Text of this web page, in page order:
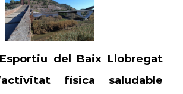
del Baix Llobregat
física saludable